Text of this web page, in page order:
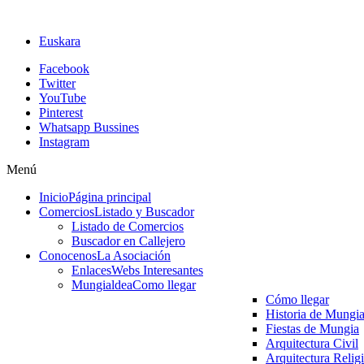
Euskara
Facebook
Twitter
YouTube
Pinterest
Whatsapp Bussines
Instagram
Menú
InicioPágina principal
ComerciosListado y Buscador
Listado de Comercios
Buscador en Callejero
ConocenosLa Asociación
EnlacesWebs Interesantes
MungialdeaComo llegar
Cómo llegar
Historia de Mungia
Fiestas de Mungia
Arquitectura Civil
Arquitectura